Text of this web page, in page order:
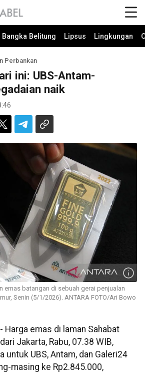
Bangka Belitung Lipsus Lingkungan
Perbankan
ini: UBS-Antam-
naik
emas batangan di sebuah gerai penjualan
Senin (5/1/2026). ANTARA FOTO/Ari Bowo
Harga emas di laman Sahabat
Jakarta, Rabu, 07.38 WIB,
untuk UBS, Antam, dan Galeri24
masing ke Rp2.845.000,